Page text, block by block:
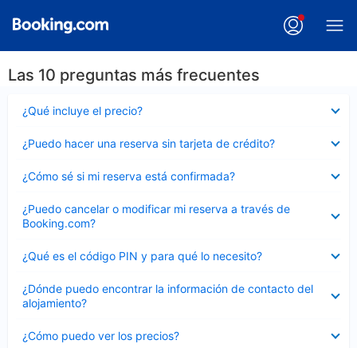
Las 10 preguntas más frecuentes
¿Qué incluye el precio?
cerrado
¿Puedo hacer una reserva sin tarjeta de crédito?
cerrado
¿Cómo sé si mi reserva está confirmada?
cerrado
¿Puedo cancelar o modificar mi reserva a través de
Booking.com?
cerrado
¿Qué es el código PIN y para qué lo necesito?
cerrado
¿Dónde puedo encontrar la información de contacto del
alojamiento?
cerrado
¿Cómo puedo ver los precios?
cerrado